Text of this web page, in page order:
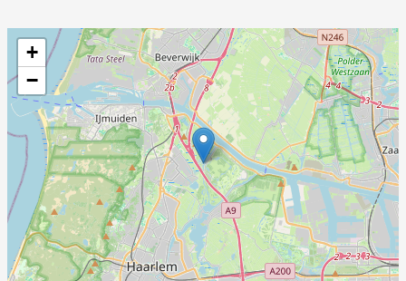
+
−